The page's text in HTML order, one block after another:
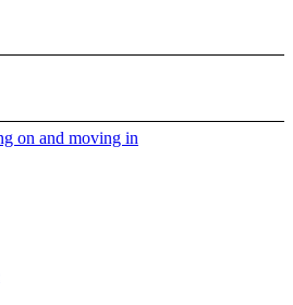
on and moving in